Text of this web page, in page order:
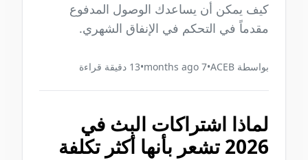
كيف يمكن أن يساعدك الوصول المدفوع
مقدماً في التحكم في الإنفاق الشهري.
بواسطة ACEB
•
7 months ago
•
13 دقيقة قراءة
لماذا اشتراكات البث في
2026 تشعر بأنها أكثر تكلفة